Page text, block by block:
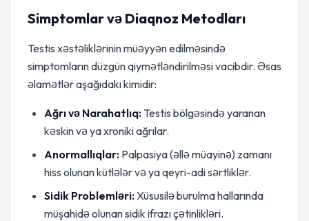
Simptomlar və Diaqnoz Metodları
Testis xəstəliklərinin müəyyən edilməsində
simptomların düzgün qiymətləndirilməsi vacibdir. Əsas
əlamətlər aşağıdakı kimidir:
Ağrı və Narahatlıq: Testis bölgəsində yaranan
kəskin və ya xroniki ağrılar.
Anormallıqlar: Palpasiya (əllə müayinə) zamanı
hiss olunan kütlələr və ya qeyri-adi sərtliklər.
Sidik Problemləri:Xüsusilə burulma hallarında
müşahidə olunan sidik ifrazı çətinlikləri.